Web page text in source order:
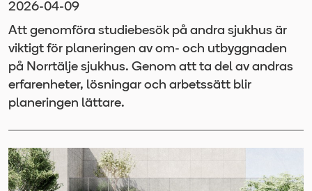
2026-04-09
Att genomföra studiebesök på andra sjukhus är
viktigt för planeringen av om- och utbyggnaden
på Norrtälje sjukhus. Genom att ta del av andras
erfarenheter, lösningar och arbetssätt blir
planeringen lättare.